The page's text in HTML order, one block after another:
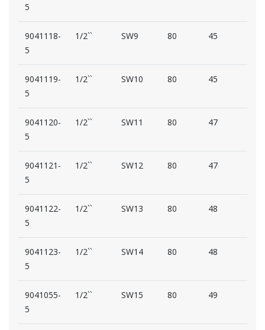
5
9041118-
5
1/2`` SW9 80 45
9041119-
5
1/2`` SW10 80 45
9041120-
5
1/2`` SW11 80 47
9041121-
5
1/2`` SW12 80 47
9041122-
5
1/2`` SW13 80 48
9041123-
5
1/2`` SW14 80 48
9041055-
5
1/2`` SW15 80 49